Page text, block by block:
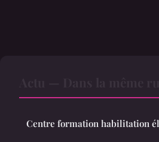
Centre formation habilitation